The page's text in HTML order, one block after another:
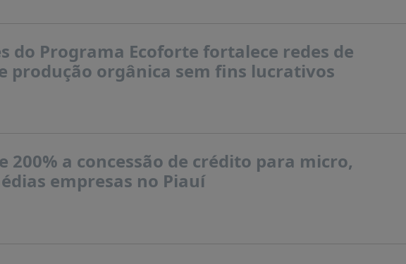
do Programa Ecoforte fortalece redes de
produção orgânica sem fins lucrativos
200% a concessão de crédito para micro,
empresas no Piauí